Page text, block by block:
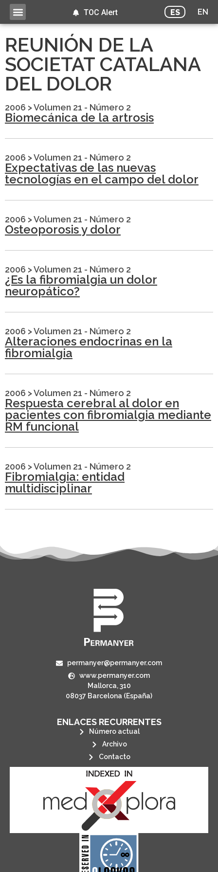
ES EN
TOC Alert
REUNIÓN DE LA
SOCIETAT CATALANA
DEL DOLOR
2006 >Volumen 21 - Número 2
Biomecánica de la artrosis
2006 >Volumen 21 - Número 2
Expectativas de las nuevas
tecnologías en el campo del dolor
2006 >Volumen 21 - Número 2
Osteoporosis y dolor
2006 >Volumen 21 - Número 2
¿Es la fibromialgia un dolor
neuropático?
2006 >Volumen 21 - Número 2
Alteraciones endocrinas en la
fibromialgia
2006 >Volumen 21 - Número 2
Respuesta cerebral al dolor en
pacientes con fibromialgia mediante
RM funcional
2006 >Volumen 21 - Número 2
Fibromialgia: entidad
multidisciplinar
permanyer@permanyer.com
www.permanyer.com
Mallorca, 310
08037 Barcelona (España)
ENLACES RECURRENTES
Número actual
Archivo
Contacto
ensures the long-term survival
of web-based scholary
publications, governed by and for
its stakeholders.